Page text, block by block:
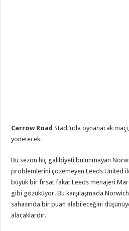
Carrow Road Stadı’nda oynanacak
yönetecek.
Bu sezon hiç galibiyeti bulunmayan
problemlerini çözemeyen Leeds United
büyük bir fırsat fakat Leeds menajeri
gibi gözüküyor. Bu karşılaşmada Norwich
sahasında bir puan alabileceğini
alacaklardır.